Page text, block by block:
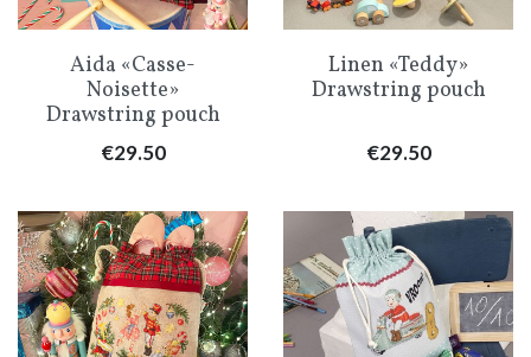
Aida «Casse-
Noisette»
Drawstring pouch
Price
€29.50
Linen «Teddy»
Drawstring pouch
Price
€29.50